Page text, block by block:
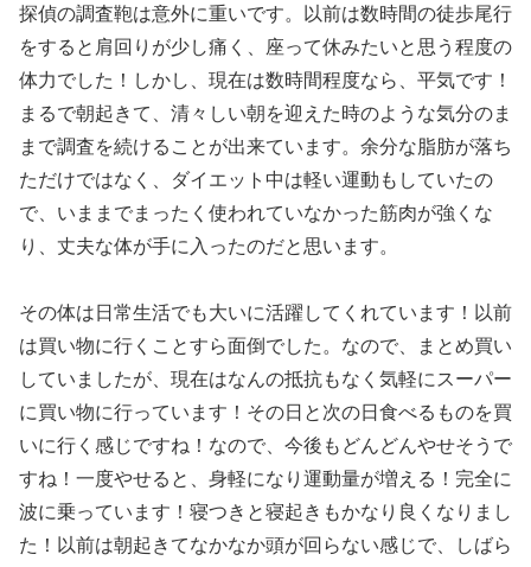
探偵の調査鞄は意外に重いです。以前は数時間の徒歩尾行
をすると肩回りが少し痛く、座って休みたいと思う程度の
体力でした！しかし、現在は数時間程度なら、平気です！
まるで朝起きて、清々しい朝を迎えた時のような気分のま
まで調査を続けることが出来ています。余分な脂肪が落ち
ただけではなく、ダイエット中は軽い運動もしていたの
で、いままでまったく使われていなかった筋肉が強くな
り、丈夫な体が手に入ったのだと思います。
その体は日常生活でも大いに活躍してくれています！以前
は買い物に行くことすら面倒でした。なので、まとめ買い
していましたが、現在はなんの抵抗もなく気軽にスーパー
に買い物に行っています！その日と次の日食べるものを買
いに行く感じですね！なので、今後もどんどんやせそうで
すね！一度やせると、身軽になり運動量が増える！完全に
波に乗っています！寝つきと寝起きもかなり良くなりまし
た！以前は朝起きてなかなか頭が回らない感じで、しばら